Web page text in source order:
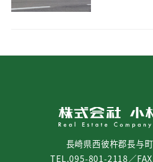
長崎県西彼杵郡長与
TEL.095-801-2118／